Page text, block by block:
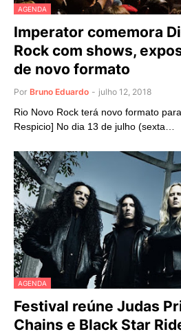
AGENDA
Imperator comemora
Rock com shows,
de novo formato
Por Bruno Eduardo - julho 12, 2018
Rio Novo Rock terá novo formato
Respicio] No dia 13 de julho (sexta…
AGENDA
Festival reúne Judas
Chains e Black Star